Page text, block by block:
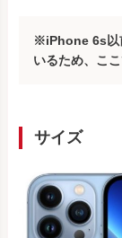
※iPhone 6s以
いるため、こ
サイズ